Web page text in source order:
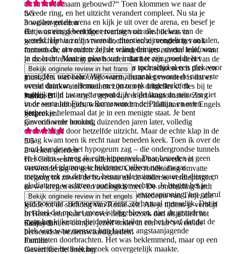
dit in vredesnaam gebouwd?“ Toen klommen we naar de
tweede ring, en het uitzicht verandert compleet. Nu sta je
hoog boven de arena en kijk je uit over de arena, en besef je
dat je omringd bent door toeristen uit alle hoeken van de
wereld. Het is zo’n vreemde, chaotische mengeling van talen,
mensen die om ruimte bij de reling dringen, overal telefoons
in de lucht. Maar in plaats van irritant te zijn, voelde het
eigenlijk best wel passend. Dit was toch altijd al een plek voor
menigten, nietwaar? We waren allemaal gewoon de nieuwste
versie daarvan, allemaal met onze nek uitgestrekt en
tegelijkertijd „wauw“ roepend. Je kijkt langs de ruïne en ziet
in de verte het Forum Romanum en de Palatijn, en even
vergeet je helemaal dat je in een menigte staat. Je bent
gewoon weer iemand, duizenden jaren later, volledig
overweldigd door hetzelfde uitzicht. Maar de echte klap in de
maag kwam toen ik recht naar beneden keek. Toen ik over de
rand leunde en het hypogeum zag – die ondergrondse tunnels
en kooien – kreeg ik echt kippenvel. Daar beneden is geen
marmer of glamour te bekennen, alleen ruw, zwaar
metselwerk en donkere, benauwde ruimtes waar de dieren en
gladiatoren wachtten voor hun gevechten. Je begint het je
voor te stellen: de kettingen, de nerveuze spanning, het gebrul
van bovenaf. Het voelde zo echt, zo brutaal menselijk. Dat is
het deel dat me het meest is bijgebleven, niet de grandeur,
maar het kijken in die donkere kuilen en het besef dat dat de
plek was waar mensen hun laatste, angstaanjagende
momenten doorbrachten. Het was beklemmend, maar op een
manier die het hele bezoek onvergetelijk maakte.
5/5
3 weken geleden
Het was een geweldige ervaring voor ons; ik was in
gezelschap van mijn twee dochters en zij vonden het ook
fantastisch, al vonden ze het wandelen iets minder leuk, want
je moet er rekening mee houden dat het een groot deel van de
dag in beslag neemt; een goed paar sportschoenen is dus een
must. Het was behoorlijk warm, maar het voordeel is dat er
overal drinkwaterfonteinen zijn om je drinkfles of fles bij te
vullen, en in het ergste geval zijn er drinkautomaten. Zorg
voor een audiogids, want er wordt noch Italiaans noch Engels
gesproken.
Bekijk originele review in het frans
J
Justice B
Stel
Geverifieerde boeking
5/5
2 weken geleden
Het Colosseum is een adembenemend bouwwerk vol
verwondering en geschiedenis. Onze rondleiding omvatte
toegang tot zowel de bovenste als de onderste verdiepingen,
en we kregen ook een audiogids mee. De rondleiding biedt
ook een diepgaand inzicht in de geschiedenis van Troje, die
leidde tot de stichting van Rome zelf. Als je tijdens je verblijf
in Rome een paar uur over hebt, bezoek dan alsjeblieft het
Colosseum en dompel jezelf onder in een van 's werelds
beroemdste bezienswaardigheden!
Bekijk originele review in het engels
S
Sanjay B
Familie
Geverifieerde boeking